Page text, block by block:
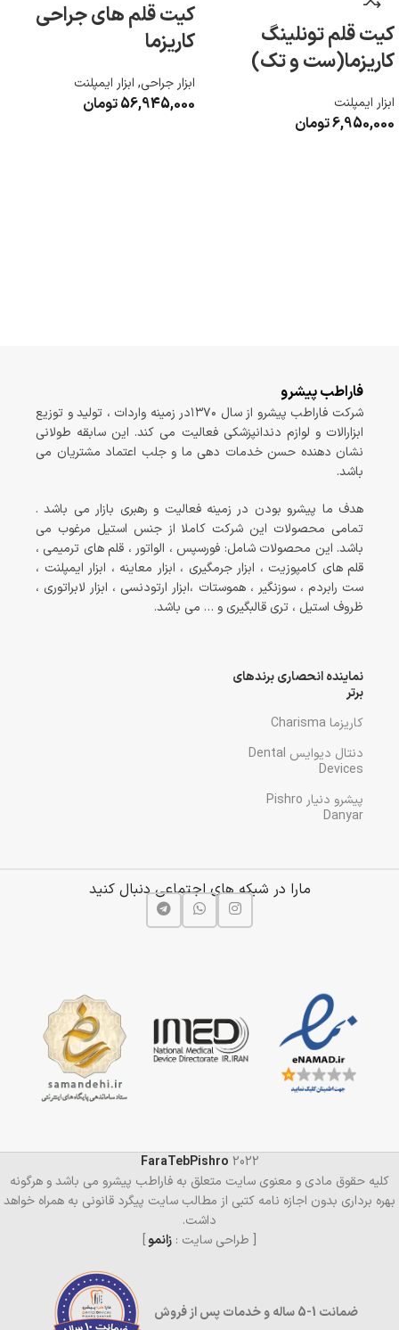
کیت قلم تونلینگ
کاریزما(ست و تک)
ابزار ایمپلنت
6,950,000تومان
کیت قلم های جراحی
کاریزما
ابزار جراحی, ابزار ایمپلنت
56,945,000تومان
فاراطب پیشرو
شرکت فاراطب پیشرو از سال ۱۳۷۰در زمینه واردات ، تولید و توزیع
ابزارالات و لوازم دندانپزشکی فعالیت می کند. این سابقه طولانی
نشان دهنده حسن خدمات دهی ما و جلب اعتماد مشتریان می
باشد.
هدف ما پیشرو بودن در زمینه فعالیت و رهبری بازار می باشد .
تمامی محصولات این شرکت کاملا از جنس استیل مرغوب می
باشد. این محصولات شامل: فورسپس ، الواتور ، قلم های ترمیمی ،
قلم های کامپوزیت ، ابزار جرمگیری ، ابزار معاینه ، ابزار ایمپلنت ،
ست رابردم ، سوزنگیر ، هموستات ،ابزار ارتودنسی ، ابزار لابراتوری ،
ظروف استیل ، تری قالبگیری و … می باشد.
نماینده انحصاری برندهای
برتر
کاریزما Charisma
دنتال دیوایس Dental
Devices
پیشرو دنیار Pishro
Danyar
مارا در شبکه های اجتماعی دنبال کنید
FaraTebPishro 2022
کلیه حقوق مادی و معنوی سایت متعلق به فاراطب پیشرو می باشد و هرگونه
بهره برداری بدون اجازه نامه کتبی از مطالب سایت پیگرد قانونی به همراه خواهد
داشت.
[ طراحی سایت : زانمو]
ضمانت 1-5 ساله و خدمات پس از فروش